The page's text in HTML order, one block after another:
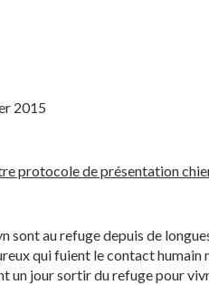
2015
protocole de présentation
sont au refuge depuis de
qui fuient le contact humain
un jour sortir du refuge pour